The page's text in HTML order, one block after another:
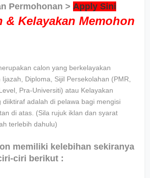
Permohonan > Apply Sini
& Kelayakan Memohon
calon yang berkelayakan
Diploma, Sijil Persekolahan (PMR,
Pra-Universiti) atau Kelayakan
diiktiraf adalah di pelawa bagi mengisi
di atas. (Sila rujuk iklan dan syarat
terlebih dahulu)
memiliki kelebihan sekiranya
ciri berikut :